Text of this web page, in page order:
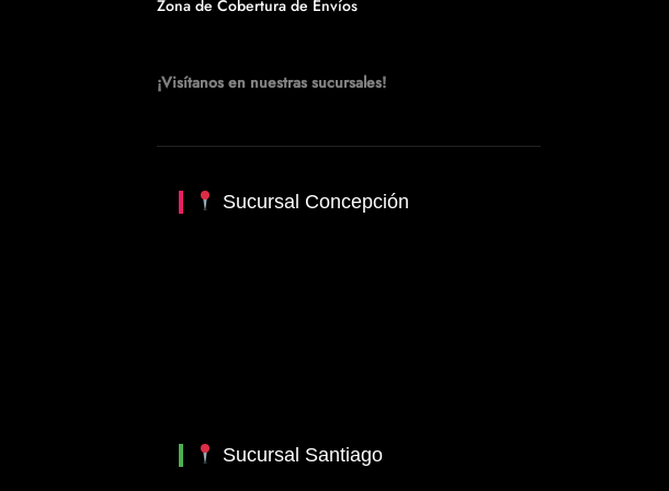
Zona de Cobertura de Envíos
¡Visítanos en nuestras sucursales!
Sucursal Concepción
Sucursal Santiago